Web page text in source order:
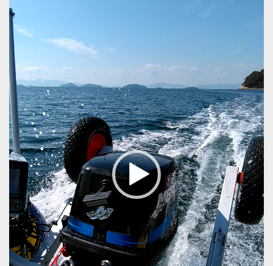
ー
ヤ
ー